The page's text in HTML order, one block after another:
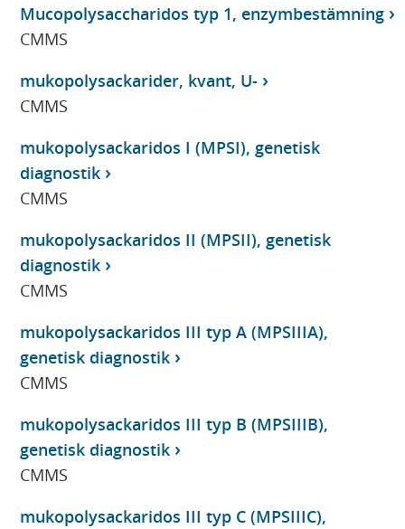
Mucopolysaccharidos typ 1, enzymbestämning
CMMS
mukopolysackarider, kvant, U-
CMMS
mukopolysackaridos I (MPSI), genetisk
diagnostik
CMMS
mukopolysackaridos II (MPSII), genetisk
diagnostik
CMMS
mukopolysackaridos III typ A (MPSIIIA),
genetisk diagnostik
CMMS
mukopolysackaridos III typ B (MPSIIIB),
genetisk diagnostik
CMMS
mukopolysackaridos III typ C (MPSIIIC),